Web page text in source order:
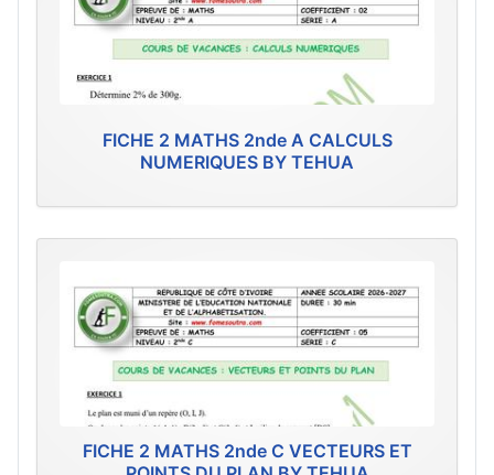
FICHE 2 MATHS 2nde A CALCULS
NUMERIQUES BY TEHUA
FICHE 2 MATHS 2nde C VECTEURS ET